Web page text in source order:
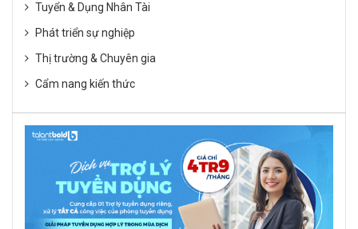
Tuyển & Dụng Nhân Tài
Phát triển sự nghiệp
Thị trường & Chuyên gia
Cẩm nang kiến thức